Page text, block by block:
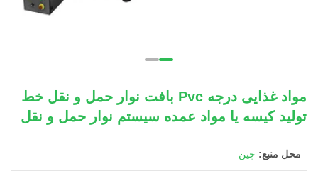
مواد غذایی درجه Pvc بافت نوار حمل و نقل خط
تولید کیسه یا مواد عمده سیستم نوار حمل و نقل
محل منبع: چین